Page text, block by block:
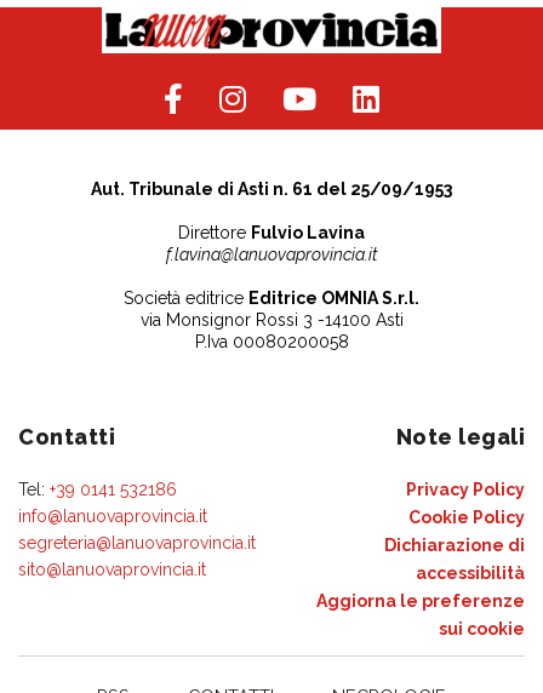
Aut. Tribunale di Asti n. 61 del 25/09/1953
Direttore Fulvio Lavina
f.lavina@lanuovaprovincia.it
Società editrice Editrice OMNIA S.r.l.
via Monsignor Rossi 3 -14100 Asti
P.Iva 00080200058
Contatti
Tel: +39 0141 532186
info@lanuovaprovincia.it
segreteria@lanuovaprovincia.it
sito@lanuovaprovincia.it
Note legali
Privacy Policy
Cookie Policy
Dichiarazione di
accessibilità
Aggiorna le preferenze
sui cookie